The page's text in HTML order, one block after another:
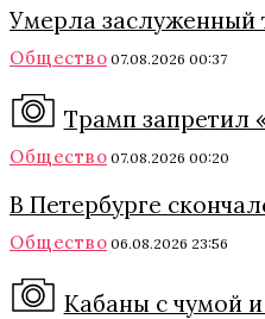
Умерла заслуженный
Общество 07.08.2026 00:37
Трамп запретил
Общество 07.08.2026 00:20
В Петербурге
Общество 06.08.2026 23:56
Кабаны с чумой